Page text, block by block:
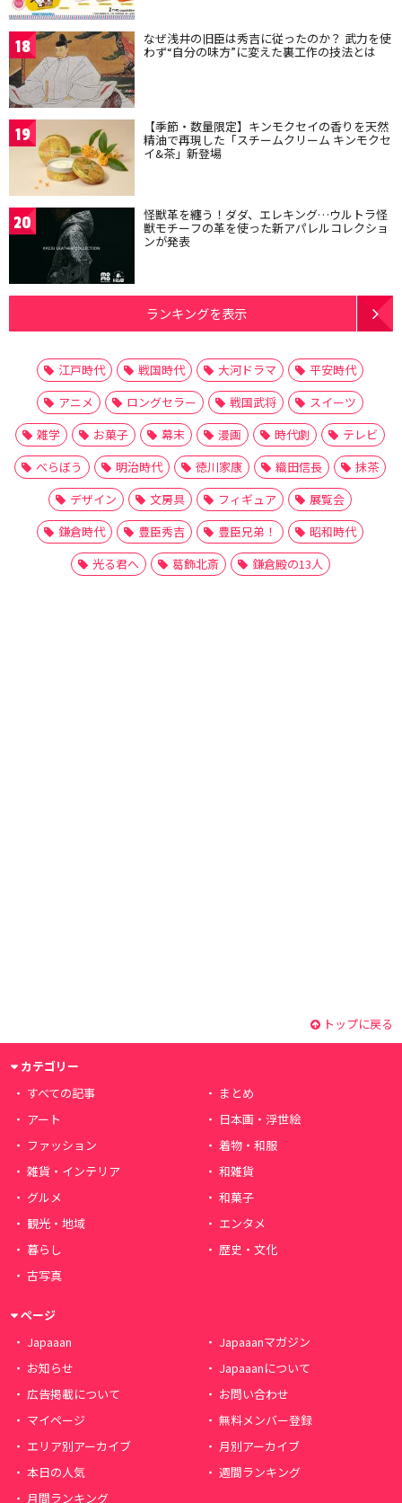
18 なぜ浅井の旧臣は秀吉に従ったのか？ 武力を使
わず“自分の味方”に変えた裏工作の技法とは
19 【季節・数量限定】キンモクセイの香りを天然
精油で再現した「スチームクリーム キンモクセ
イ&茶」新登場
20 怪獣革を纏う！ダダ、エレキング…ウルトラ怪
獣モチーフの革を使った新アパレルコレクショ
ンが発表
ランキングを表示
江戸時代 戦国時代 大河ドラマ
平安時代
アニメ
ロングセラー 戦国武将
スイーツ
雑学
お菓子 幕末 漫画 時代劇
テレビ
べらぼう
明治時代 徳川家康 織田信長
抹茶
デザイン
文房具 フィギュア
展覧会
鎌倉時代
豊臣秀吉 豊臣兄弟！
昭和時代
光る君へ
葛飾北斎 鎌倉殿の13人
トップに戻る
カテゴリー
すべての記事
まとめ
アート
日本画・浮世絵
ファッション
着物・和服
雑貨・インテリア
和雑貨
グルメ
和菓子
観光・地域
エンタメ
暮らし
歴史・文化
古写真
ページ
Japaaan
Japaaanマガジン
お知らせ
Japaaanについて
広告掲載について
お問い合わせ
マイページ
無料メンバー登録
エリア別アーカイブ
月別アーカイブ
本日の人気
週間ランキング
月間ランキング